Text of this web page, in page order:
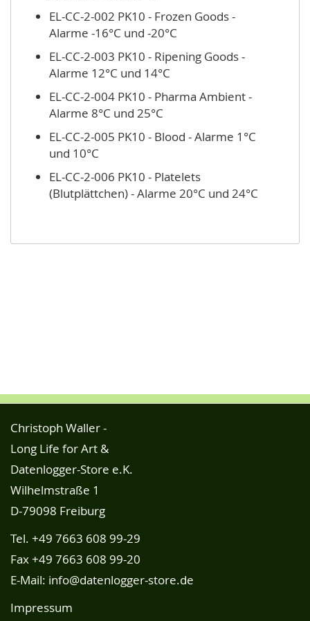
EL-CC-2-002 PK10 - Frozen Goods -
Alarme -16°C und -20°C
EL-CC-2-003 PK10 - Ripening Goods -
Alarme 12°C und 14°C
EL-CC-2-004 PK10 - Pharma Ambient -
Alarme 8°C und 25°C
EL-CC-2-005 PK10 - Blood - Alarme 1°C
und 10°C
EL-CC-2-006 PK10 - Platelets
(Blutplättchen) - Alarme 20°C und 24°C
Christoph Waller -
Long Life for Art &
Datenlogger-Store e.K.
Wilhelmstraße 1
D-79098 Freiburg
Tel. +49 7663 608 99-29
Fax +49 7663 608 99-20
E-Mail: info@datenlogger-store.de
Impressum